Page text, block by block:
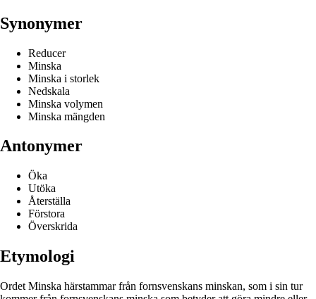
Synonymer
Reducer
Minska
Minska i storlek
Nedskala
Minska volymen
Minska mängden
Antonymer
Öka
Utöka
Återställa
Förstora
Överskrida
Etymologi
Ordet Minska härstammar från fornsvenskans minskan, som i sin tur